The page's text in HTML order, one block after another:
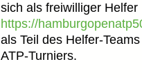
sich als freiwilliger
https://
als Teil des Helfer-
ATP-Turniers.